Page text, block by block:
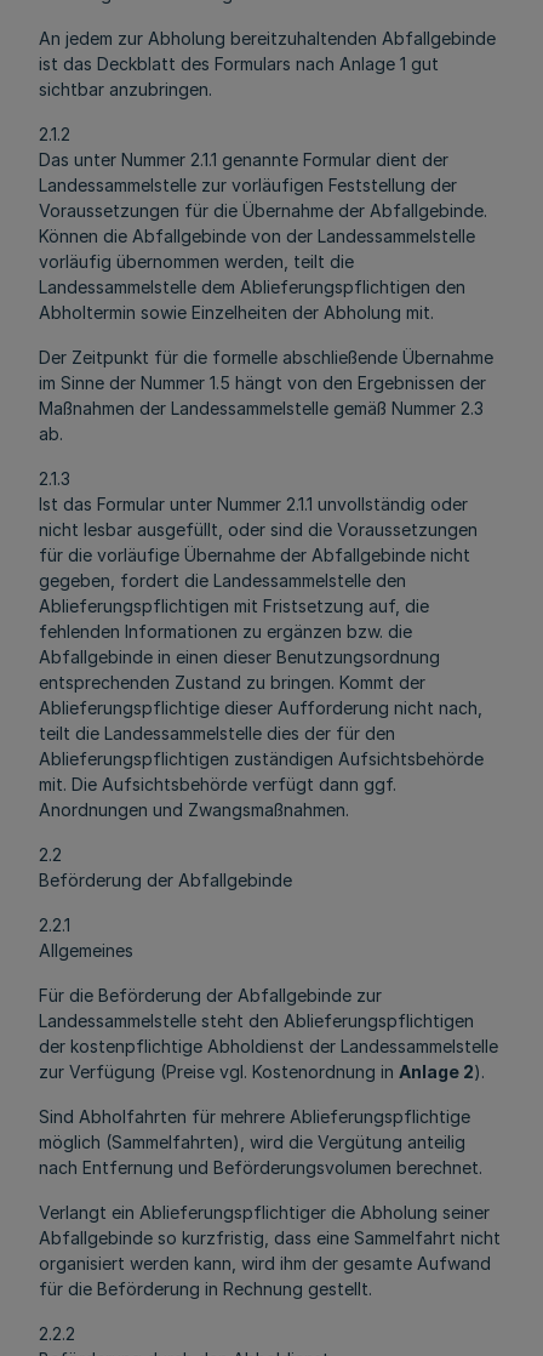
An jedem zur Abholung bereitzuhaltenden Abfallgebinde
ist das Deckblatt des Formulars nach Anlage 1 gut
sichtbar anzubringen.
2.1.2
Das unter Nummer 2.1.1 genannte Formular dient der
Landessammelstelle zur vorläufigen Feststellung der
Voraussetzungen für die Übernahme der Abfallgebinde.
Können die Abfallgebinde von der Landessammelstelle
vorläufig übernommen werden, teilt die
Landessammelstelle dem Ablieferungspflichtigen den
Abholtermin sowie Einzelheiten der Abholung mit.
Der Zeitpunkt für die formelle abschließende Übernahme
im Sinne der Nummer 1.5 hängt von den Ergebnissen der
Maßnahmen der Landessammelstelle gemäß Nummer 2.3
ab.
2.1.3
Ist das Formular unter Nummer 2.1.1 unvollständig oder
nicht lesbar ausgefüllt, oder sind die Voraussetzungen
für die vorläufige Übernahme der Abfallgebinde nicht
gegeben, fordert die Landessammelstelle den
Ablieferungspflichtigen mit Fristsetzung auf, die
fehlenden Informationen zu ergänzen bzw. die
Abfallgebinde in einen dieser Benutzungsordnung
entsprechenden Zustand zu bringen. Kommt der
Ablieferungspflichtige dieser Aufforderung nicht nach,
teilt die Landessammelstelle dies der für den
Ablieferungspflichtigen zuständigen Aufsichtsbehörde
mit. Die Aufsichtsbehörde verfügt dann ggf.
Anordnungen und Zwangsmaßnahmen.
2.2
Beförderung der Abfallgebinde
2.2.1
Allgemeines
Für die Beförderung der Abfallgebinde zur
Landessammelstelle steht den Ablieferungspflichtigen
der kostenpflichtige Abholdienst der Landessammelstelle
zur Verfügung (Preise vgl. Kostenordnung in Anlage 2).
Sind Abholfahrten für mehrere Ablieferungspflichtige
möglich (Sammelfahrten), wird die Vergütung anteilig
nach Entfernung und Beförderungsvolumen berechnet.
Verlangt ein Ablieferungspflichtiger die Abholung seiner
Abfallgebinde so kurzfristig, dass eine Sammelfahrt nicht
organisiert werden kann, wird ihm der gesamte Aufwand
für die Beförderung in Rechnung gestellt.
2.2.2